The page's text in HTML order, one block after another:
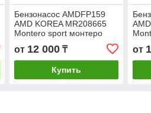
Бензонасос AMDFP159
AMD KOREA MR208665
Montero sport монтеро
от 12 000₸
Купить
от